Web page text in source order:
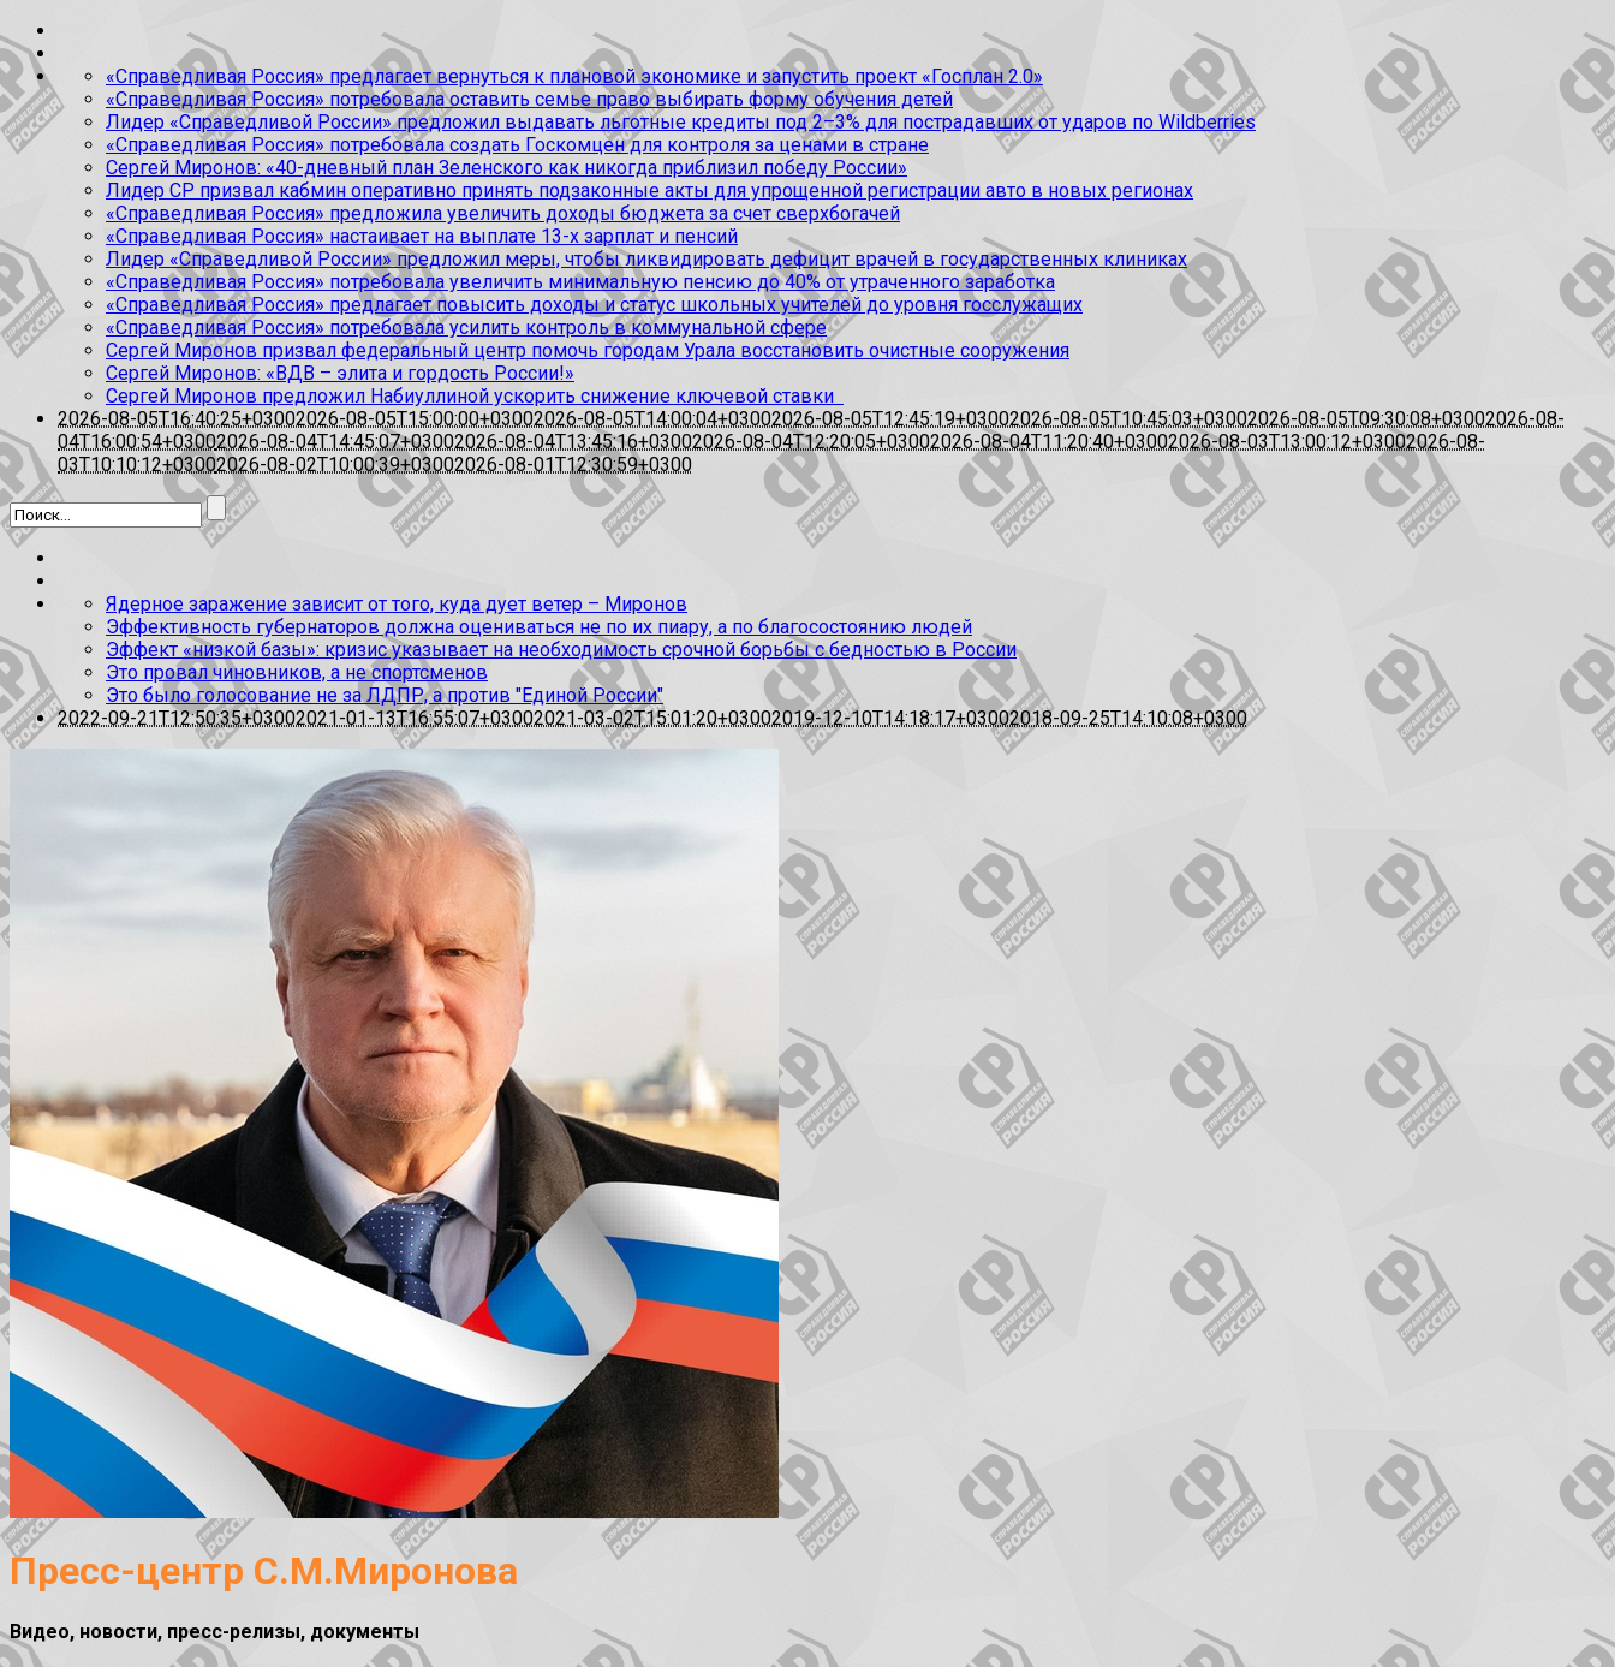
«Справедливая Россия» предлагает вернуться к плановой экономике и запустить проект «Госплан 2.0»
«Справедливая Россия» потребовала оставить семье право выбирать форму обучения детей
Лидер «Справедливой России» предложил выдавать льготные кредиты под 2–3% для пострадавших от ударов по Wildberries
«Справедливая Россия» потребовала создать Госкомцен для контроля за ценами в стране
Сергей Миронов: «40-дневный план Зеленского как никогда приблизил победу России»
Лидер СР призвал кабмин оперативно принять подзаконные акты для упрощенной регистрации авто в новых регионах
«Справедливая Россия» предложила увеличить доходы бюджета за счет сверхбогачей
«Справедливая Россия» настаивает на выплате 13-х зарплат и пенсий
Лидер «Справедливой России» предложил меры, чтобы ликвидировать дефицит врачей в государственных клиниках
«Справедливая Россия» потребовала увеличить минимальную пенсию до 40% от утраченного заработка
«Справедливая Россия» предлагает повысить доходы и статус школьных учителей до уровня госслужащих
«Справедливая Россия» потребовала усилить контроль в коммунальной сфере
Сергей Миронов призвал федеральный центр помочь городам Урала восстановить очистные сооружения
Сергей Миронов: «ВДВ – элита и гордость России!»
Сергей Миронов предложил Набиуллиной ускорить снижение ключевой ставки
2026-08-05T16:40:25+03002026-08-05T15:00:00+03002026-08-05T14:00:04+03002026-08-05T12:45:19+03002026-08-05T10:45:03+03002026-08-05T09:30:08+03002026-08-
04T16:00:54+03002026-08-04T14:45:07+03002026-08-04T13:45:16+03002026-08-04T12:20:05+03002026-08-04T11:20:40+03002026-08-03T13:00:12+03002026-08-
03T10:10:12+03002026-08-02T10:00:39+03002026-08-01T12:30:59+0300
Ядерное заражение зависит от того, куда дует ветер – Миронов
Эффективность губернаторов должна оцениваться не по их пиару, а по благосостоянию людей
Эффект «низкой базы»: кризис указывает на необходимость срочной борьбы с бедностью в России
Это провал чиновников, а не спортсменов
Это было голосование не за ЛДПР, а против "Единой России"
2022-09-21T12:50:35+03002021-01-13T16:55:07+03002021-03-02T15:01:20+03002019-12-10T14:18:17+03002018-09-25T14:10:08+0300
Пресс-центр С.М.Миронова
Видео, новости, пресс-релизы, документы